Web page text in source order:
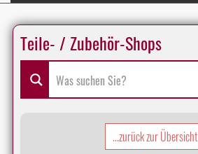
Teile- / Zubehör-Shops
...zurück zur Übersicht